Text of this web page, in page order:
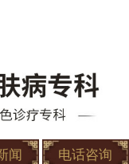
闻 电话咨询